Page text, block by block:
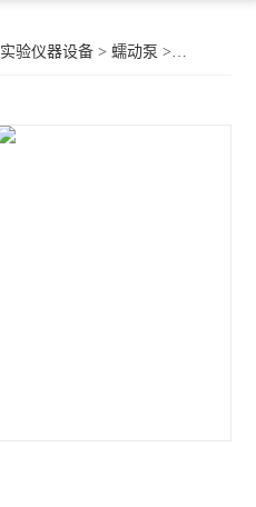
实验仪器设备 >蠕动泵 >保定兰格 WT600-1F 分配型蠕动泵